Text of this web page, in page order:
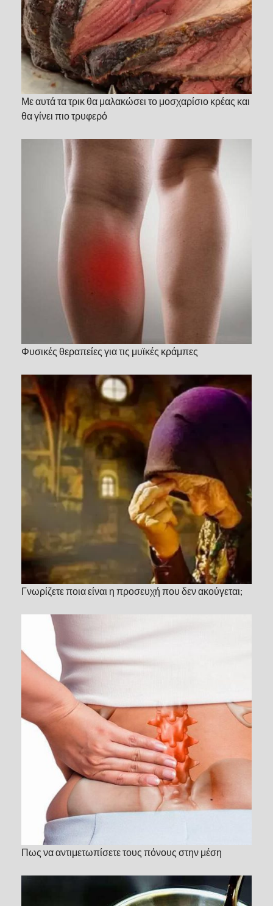
Με αυτά τα τρικ θα μαλακώσει το μοσχαρίσιο κρέας και
θα γίνει πιο τρυφερό
Φυσικές θεραπείες για τις μυϊκές κράμπες
Γνωρίζετε ποια είναι η προσευχή που δεν ακούγεται;
Πως να αντιμετωπίσετε τους πόνους στην μέση